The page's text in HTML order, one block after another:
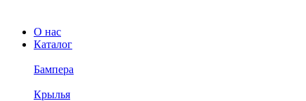
О нас
Каталог
Бампера
Крылья